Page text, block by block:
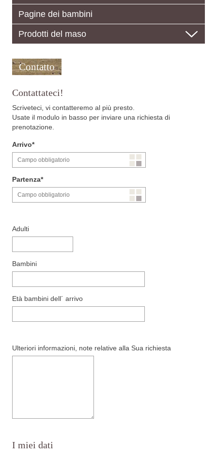
Pagine dei bambini
Prodotti del maso
Contatto
Contattateci!
Scriveteci, vi contatteremo al più presto.
Usate il modulo in basso per inviare una richiesta di
prenotazione.
Arrivo
Partenza
Adulti
Bambini
Età bambini dell´ arrivo
Ulteriori informazioni, note relative alla Sua richiesta
I miei dati